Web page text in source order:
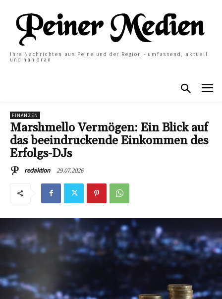
Ihre Nachrichten aus Peine und der Region - umfassend, aktuell
und nah dran
FINANZEN
Marshmello Vermögen: Ein Blick auf
das beeindruckende Einkommen des
Erfolgs-DJs
redaktion 29.07.2026